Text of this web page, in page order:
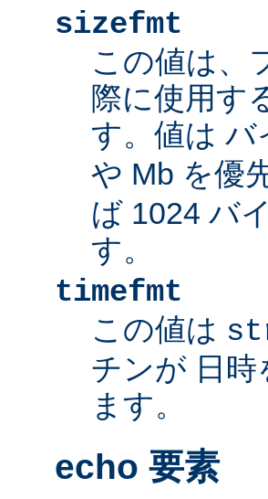
sizefmt
この値は、
際に使用す
す。値は
や Mb を優
ば 1024 バ
す。
timefmt
この値は
チンが 日
ます。
echo 要素